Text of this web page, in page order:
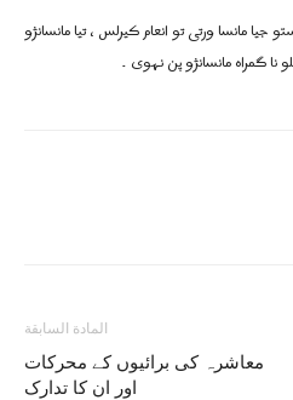
جیا مانسا ورتی تو انعام کیرلس ، تیا مانسانژو
نا گمراہ مانسانژو پن نہوی ۔
المادة السابقة
معاشرہ کی برائیوں کے محرکات
اور ان کا تدارک